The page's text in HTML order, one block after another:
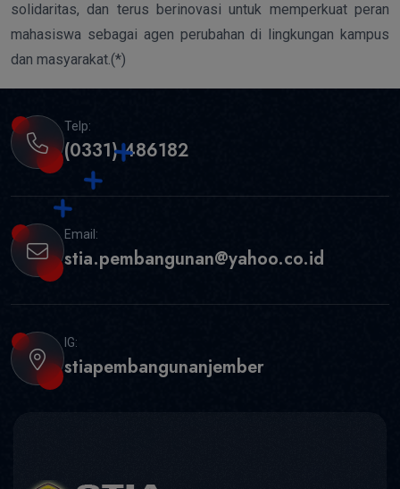
solidaritas, dan terus berinovasi untuk memperkuat peran
mahasiswa sebagai agen perubahan di lingkungan kampus
dan masyarakat.(*)
Telp:
(0331) 486182
Email:
stia.pembangunan@yahoo.co.id
IG:
stiapembangunanjember